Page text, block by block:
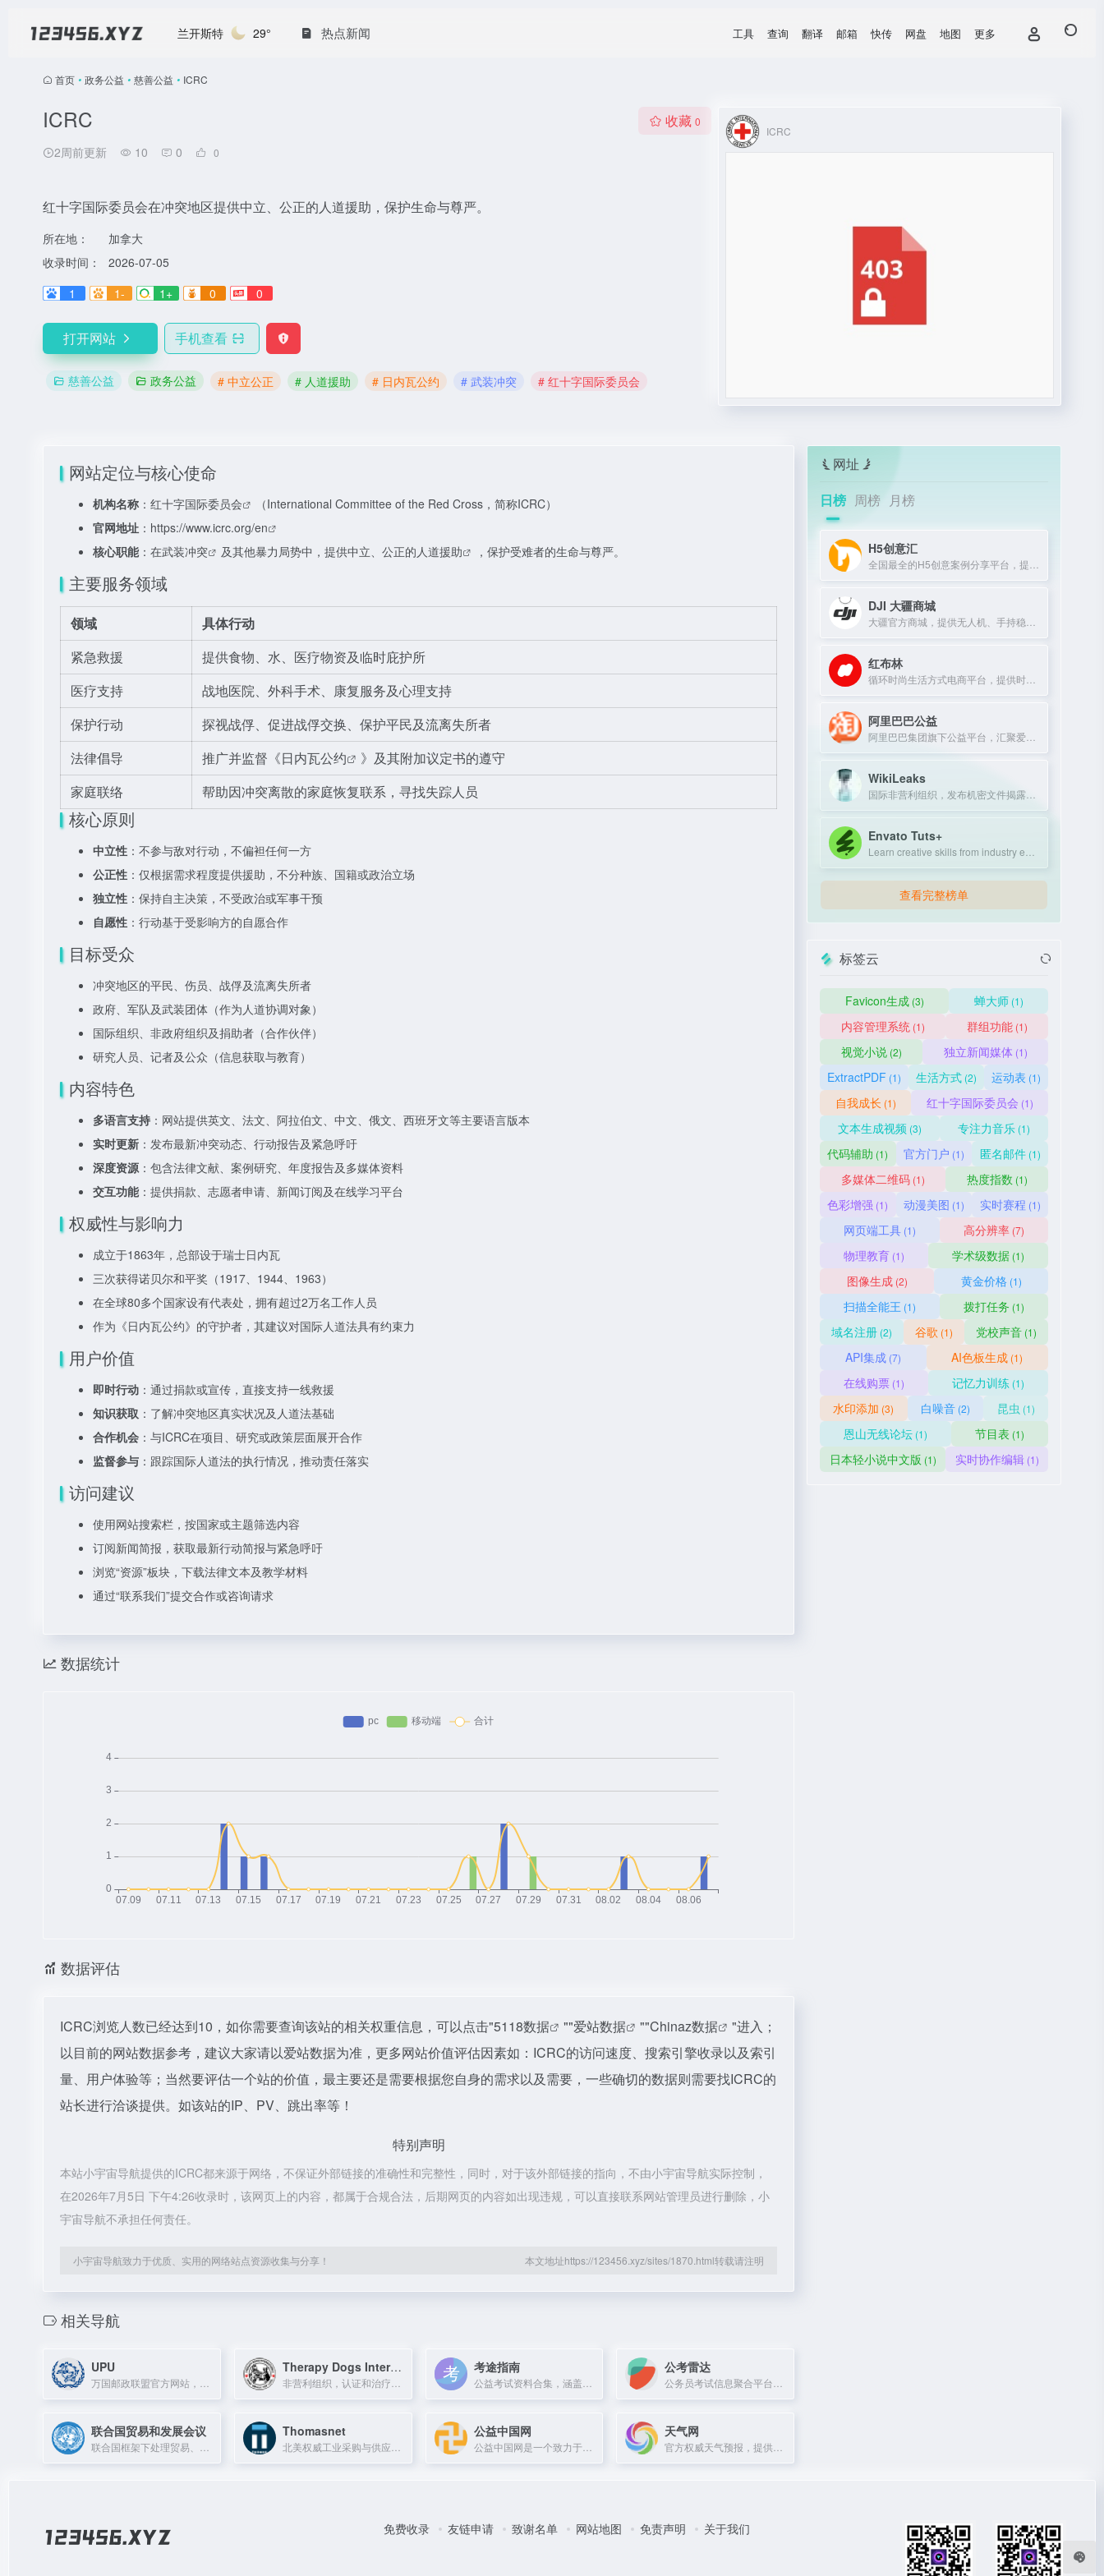
兰开斯特 29° 热点新闻 工具 查询 翻译 邮箱 快传 网盘 地图 更多
首页 • 政务公益 • 慈善公益 • ICRC
ICRC
2周前更新 10 0 0
收藏 0
红十字国际委员会在冲突地区提供中立、公正的人道援助，保护生命与尊严。
所在地：
加拿大
收录时间：
2026-07-05
1
1- 1+ 0 0
打开网站 手机查看
慈善公益 政务公益 # 中立公正 # 人道援助 # 日内瓦公约 # 武装冲突 # 红十字国际委员会
ICRC
网站定位与核心使命
机构名称 ： 红十字国际委员会
（International Committee of the Red Cross，简称ICRC）
官网地址 ： https://www.icrc.org/en
核心职能：在武装冲突 及其他暴力局势中，提供中立、公正的人道援助 ，保护受难者的生命与尊严。
主要服务领域
领域
具体行动
紧急救援
提供食物、水、医疗物资及临时庇护所
医疗支持
战地医院、外科手术、康复服务及心理支持
保护行动
探视战俘、促进战俘交换、保护平民及流离失所者
法律倡导
推广并监督《日内瓦公约
》及其附加议定书的遵守
家庭联络
帮助因冲突离散的家庭恢复联系，寻找失踪人员
核心原则
中立性 ：不参与敌对行动，不偏袒任何一方
公正性 ：仅根据需求程度提供援助，不分种族、国籍或政治立场
独立性 ：保持自主决策，不受政治或军事干预
自愿性 ：行动基于受影响方的自愿合作
目标受众
冲突地区的平民、伤员、战俘及流离失所者
政府、军队及武装团体（作为人道协调对象）
国际组织、非政府组织及捐助者（合作伙伴）
研究人员、记者及公众（信息获取与教育）
内容特色
多语言支持 ：网站提供英文、法文、阿拉伯文、中文、俄文、西班牙文等主要语言版本
实时更新 ：发布最新冲突动态、行动报告及紧急呼吁
深度资源：包含法律文献、案例研究、年度报告及多媒体资料
交互功能：提供捐款、志愿者申请、新闻订阅及在线学习平台
权威性与影响力
成立于1863年，总部设于瑞士日内瓦
三次获得诺贝尔和平奖（1917、1944、1963）
在全球80多个国家设有代表处，拥有超过2万名工作人员
作为《日内瓦公约》的守护者，其建议对国际人道法具有约束力
用户价值
即时行动 ：通过捐款或宣传，直接支持一线救援
知识获取 ：了解冲突地区真实状况及人道法基础
合作机会 ：与ICRC在项目、研究或政策层面展开合作
监督参与 ：跟踪国际人道法的执行情况，推动责任落实
访问建议
使用网站搜索栏，按国家或主题筛选内容
订阅新闻简报，获取最新行动简报与紧急呼吁
浏览“资源”板块，下载法律文本及教学材料
通过“联系我们”提交合作或咨询请求
数据统计
数据评估
ICRC浏览人数已经达到10，如你需要查询该站的相关权重信息，可以点击"5118数据 ""爱站数据 ""Chinaz数据
"进入；
以目前的网站数据参考，建议大家请以爱站数据为准，更多网站价值评估因素如：ICRC的访问速度、搜索引擎收录以及索引
量、用户体验等；当然要评估一个站的价值，最主要还是需要根据您自身的需求以及需要，一些确切的数据则需要找ICRC的
站长进行洽谈提供。如该站的IP、PV、跳出率等！
特别声明
本站小宇宙导航提供的ICRC都来源于网络，不保证外部链接的准确性和完整性，同时，对于该外部链接的指向，不由小宇宙导航实际控制，
在2026年7月5日 下午4:26收录时，该网页上的内容，都属于合规合法，后期网页的内容如出现违规，可以直接联系网站管理员进行删除，小
宇宙导航不承担任何责任。
小宇宙导航致力于优质、实用的网络站点资源收集与分享！ 本文地址https://123456.xyz/sites/1870.html转载请注明
相关导航
UPU Therapy Dogs International 考途指南 公考雷达
联合国贸易和发展会议 Thomasnet 公益中国网
公益中国网是一个致力于传播公益理念、倡导社会责任的平台，汇聚公益资讯与行动，从我心做起。
天气网
网址
日榜 周榜 月榜
H5创意汇
DJI 大疆商城
红布林
阿里巴巴公益
WikiLeaks
Envato Tuts+
查看完整榜单
标签云
Favicon生成(3) 蝉大师(1)
内容管理系统(1) 群组功能(1)
视觉小说(2) 独立新闻媒体(1)
ExtractPDF (1) 生活方式 (2) 运动表 (1)
自我成长 (1) 红十字国际委员会 (1)
文本生成视频 (3) 专注力音乐 (1)
代码辅助 (1) 官方门户 (1) 匿名邮件(1)
多媒体二维码(1) 热度指数 (1)
色彩增强 (1) 动漫美图 (1) 实时赛程 (1)
网页端工具 (1) 高分辨率 (7)
物理教育 (1) 学术级数据 (1)
图像生成(2) 黄金价格(1)
扫描全能王 (1) 拨打任务 (1)
域名注册 (2) 谷歌 (1) 党校声音 (1)
API集成(7) AI色板生成 (1)
在线购票 (1) 记忆力训练 (1)
水印添加 (3) 白噪音 (2) 昆虫 (1)
恩山无线论坛 (1) 节目表 (1)
日本轻小说中文版 (1) 实时协作编辑 (1)
免费收录 友链申请 致谢名单 网站地图 免责声明 关于我们